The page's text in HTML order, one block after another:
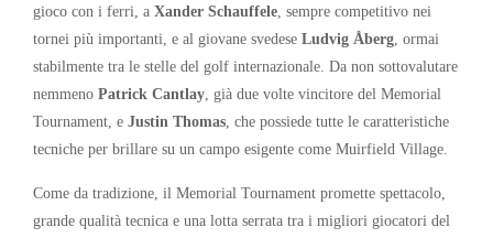
gioco con i ferri, a Xander Schauffele , sempre competitivo nei
tornei più importanti, e al giovane svedese Ludvig Åberg , ormai
stabilmente tra le stelle del golf internazionale. Da non sottovalutare
nemmeno Patrick Cantlay , già due volte vincitore del Memorial
Tournament, e Justin Thomas , che possiede tutte le caratteristiche
tecniche per brillare su un campo esigente come Muirfield Village.
Come da tradizione, il Memorial Tournament promette spettacolo,
grande qualità tecnica e una lotta serrata tra i migliori giocatori del